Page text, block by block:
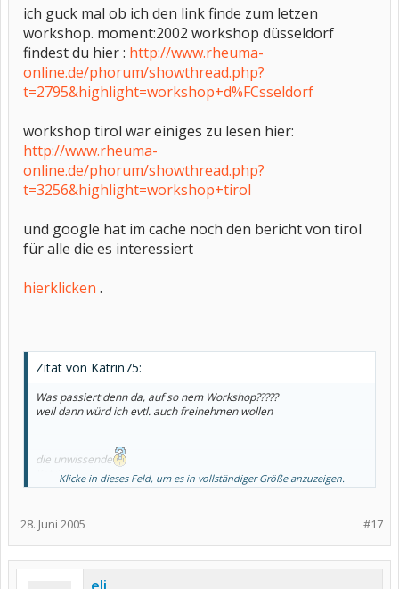
ich guck mal ob ich den link finde zum letzen
workshop. moment:2002 workshop düsseldorf
findest du hier : http://www.rheuma-
online.de/phorum/showthread.php?
t=2795&highlight=workshop+d%FCsseldorf
workshop tirol war einiges zu lesen hier:
http://www.rheuma-
online.de/phorum/showthread.php?
t=3256&highlight=workshop+tirol
und google hat im cache noch den bericht von tirol
für alle die es interessiert
hierklicken .
Zitat von Katrin75:
Was passiert denn da, auf so nem Workshop?????
weil dann würd ich evtl. auch freinehmen wollen
die unwissende
KatrinKlicke in dieses Feld, um es in vollständiger Größe anzuzeigen.
#17
28. Juni 2005